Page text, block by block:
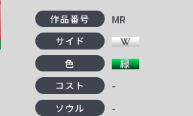
作品番号 MR
サイド
色
コスト -
ソウル -